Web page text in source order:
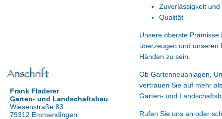
Frank Fladerer
Garten- und Landschaftsbau
Wiesenstraße 83
79312 Emmendingen
Zuverlässigkeit und
Qualität
Unsere oberste
überzeugen und unseren
Händen zu sein.
Ob Gartenneuanlagen,
vertrauen Sie auf mehr
Garten- und
Rufen Sie uns an oder